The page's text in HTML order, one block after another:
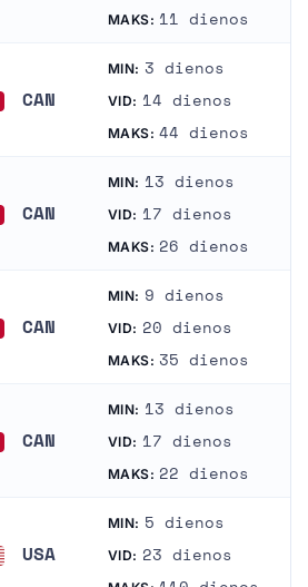
MAKS: 11 dienos
CAN
MIN: 3 dienos
VID: 14 dienos
MAKS: 44 dienos
CAN
MIN: 13 dienos
VID: 17 dienos
MAKS: 26 dienos
CAN
MIN: 9 dienos
VID: 20 dienos
MAKS: 35 dienos
CAN
MIN: 13 dienos
VID: 17 dienos
MAKS: 22 dienos
USA
MIN: 5 dienos
VID: 23 dienos